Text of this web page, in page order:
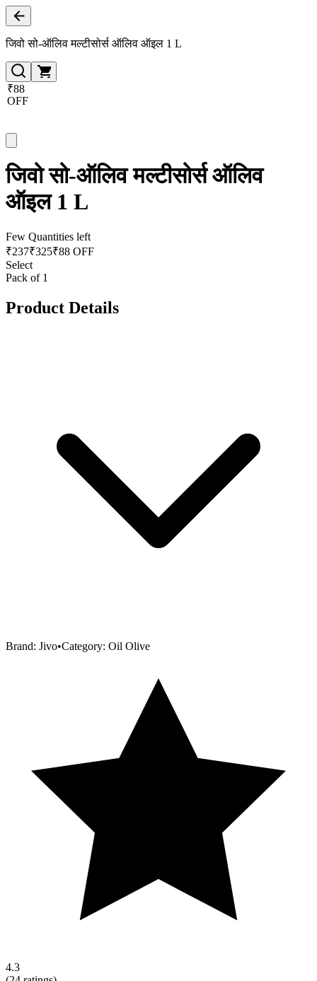
जिवो सो-ऑलिव मल्टीसोर्स ऑलिव ऑइल 1 L
₹88
OFF
जिवो सो-ऑलिव मल्टीसोर्स ऑलिव
ऑइल 1 L
Few Quantities left
₹237₹325₹88 OFF
Select
Pack of 1
Product Details
Brand: Jivo•Category: Oil Olive
4.3